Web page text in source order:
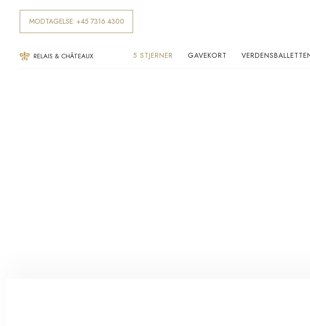
MODTAGELSE: +45 7316 4300
RELAIS & CHÂTEAUX​ 5 STJERNER GAVEKORT